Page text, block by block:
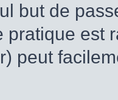
but de
pratique est
peut